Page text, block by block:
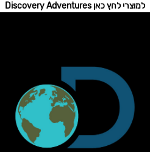
למוצרי לחץ כאן Discovery Adventures